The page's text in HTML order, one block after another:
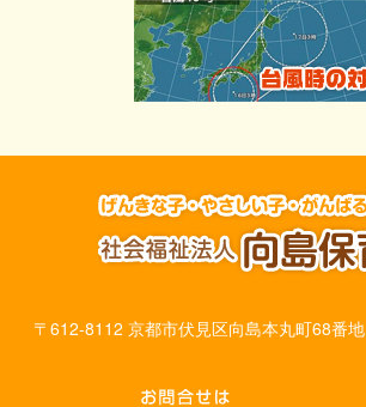
〒612-8112 京都市伏見区向島本丸町68番地